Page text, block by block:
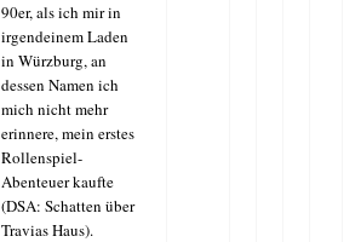
90er, als ich mir in
irgendeinem Laden
in Würzburg, an
dessen Namen ich
mich nicht mehr
erinnere, mein erstes
Rollenspiel-
Abenteuer kaufte
(DSA: Schatten über
Travias Haus).